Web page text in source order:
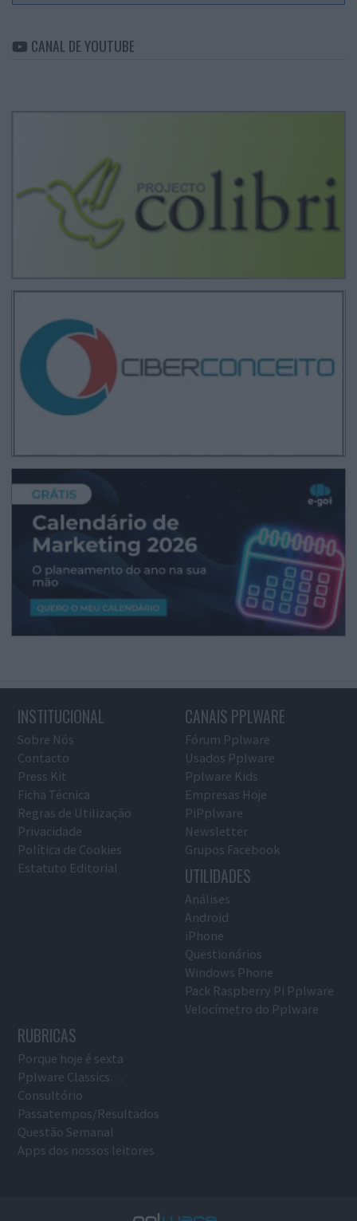
CANAL DE YOUTUBE
INSTITUCIONAL
Sobre Nós
Contacto
Press Kit
Ficha Técnica
Regras de Utilização
Privacidade
Política de Cookies
Estatuto Editorial
CANAIS PPLWARE
Fórum Pplware
Usados Pplware
Pplware Kids
Empresas Hoje
PiPplware
Newsletter
Grupos Facebook
UTILIDADES
Análises
Android
iPhone
Questionários
Windows Phone
Pack Raspberry Pi Pplware
Velocímetro do Pplware
RUBRICAS
Porque hoje é sexta
Pplware Classics…
Consultório
Passatempos/Resultados
Questão Semanal
Apps dos nossos leitores